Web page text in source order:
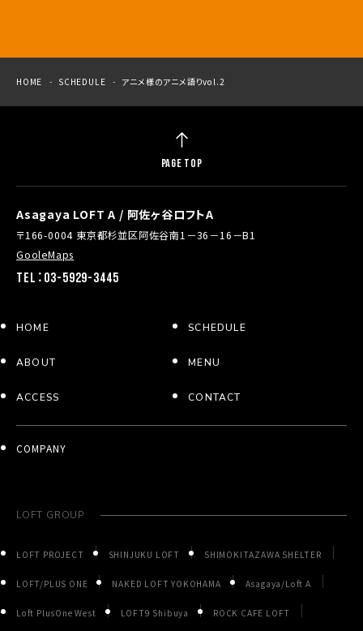
HOME SCHEDULE アニメ様のアニメ語りvol.2
Asagaya LOFT A / 阿佐ヶ谷ロフトA
〒166-0004 東京都杉並区阿佐谷南1－36－16－B1
GooleMaps
TEL：03-5929-3445
HOME SCHEDULE
ABOUT MENU
ACCESS CONTACT
COMPANY
LOFT GROUP
LOFT PROJECT SHINJUKU LOFT SHIMOKITAZAWA SHELTER
LOFT/PLUS ONE NAKED LOFT YOKOHAMA Asagaya/Loft A
Loft PlusOne West LOFT9 Shibuya ROCK CAFE LOFT
PAGE TOP